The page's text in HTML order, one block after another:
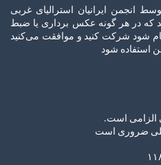
انجمن ایرانیان استرالیای غربی
که در هر گونه عکس‌ برداری یا ضبط‌
شود شرکت کنید و موافقت می‌کنید
استفاده شود
الزامی است.
ضروری است